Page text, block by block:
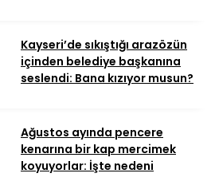
Kayseri’de sıkıştığı arazözün
içinden belediye başkanına
seslendi: Bana kızıyor musun?
Ağustos ayında pencere
kenarına bir kap mercimek
koyuyorlar: İşte nedeni